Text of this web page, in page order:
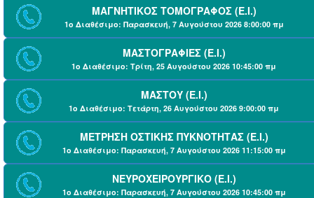
ΜΑΓΝΗΤΙΚΟΣ ΤΟΜΟΓΡΑΦΟΣ (Ε.Ι.)
1ο Διαθέσιμο: Παρασκευή, 7 Αυγούστου 2026 8:00:00 πμ
ΜΑΣΤΟΓΡΑΦΙΕΣ (Ε.Ι.)
1ο Διαθέσιμο: Τρίτη, 25 Αυγούστου 2026 10:45:00 πμ
ΜΑΣΤΟΥ (Ε.Ι.)
1ο Διαθέσιμο: Τετάρτη, 26 Αυγούστου 2026 9:00:00 πμ
ΜΕΤΡΗΣΗ ΟΣΤΙΚΗΣ ΠΥΚΝΟΤΗΤΑΣ (Ε.Ι.)
1ο Διαθέσιμο: Παρασκευή, 7 Αυγούστου 2026 11:15:00 πμ
ΝΕΥΡΟΧΕΙΡΟΥΡΓΙΚΟ (Ε.Ι.)
1ο Διαθέσιμο: Παρασκευή, 7 Αυγούστου 2026 10:45:00 πμ